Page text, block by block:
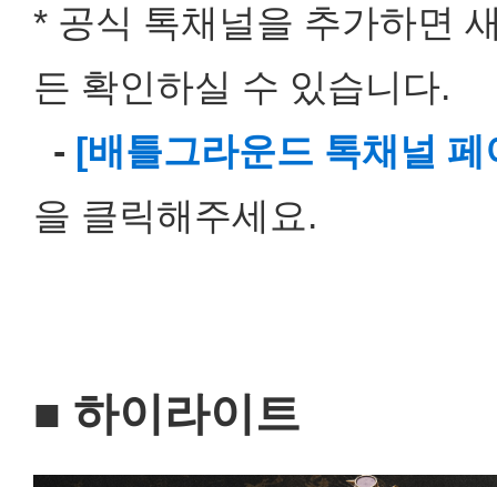
* 공식 톡채널을 추가하면
든 확인하실 수 있습니다.
- [배틀그라운드 톡채널
을 클릭해주세요.
■ 하이라이트